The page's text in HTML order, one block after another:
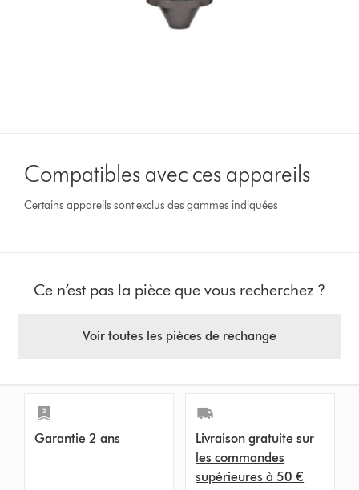
Compatibles avec ces appareils
Certains appareils sont exclus des gammes indiquées
Ce n’est pas la pièce que vous recherchez ?
Voir toutes les pièces de rechange
Garantie 2 ans
Livraison gratuite sur
les commandes
supérieures à 50 €